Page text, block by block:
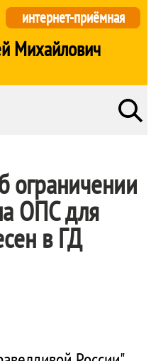
Михайлович
интернет-приёмная
ограничении
ОПС для
в ГД